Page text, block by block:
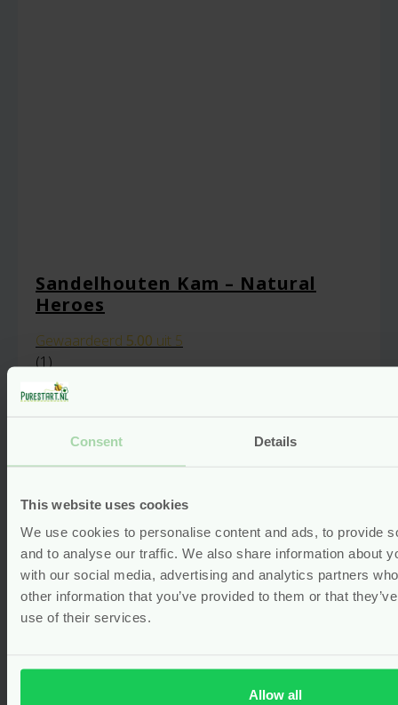
Consent Details
This website uses cookies
We use cookies to personalise content and ads, to provide
and to analyse our traffic. We also share information about
with our social media, advertising and analytics partners
other information that you’ve provided to them or that
use of their services.
Allow all
Sandelhouten Kam – Natural
Heroes
Gewaardeerd 5.00 uit 5
(1)
Voor